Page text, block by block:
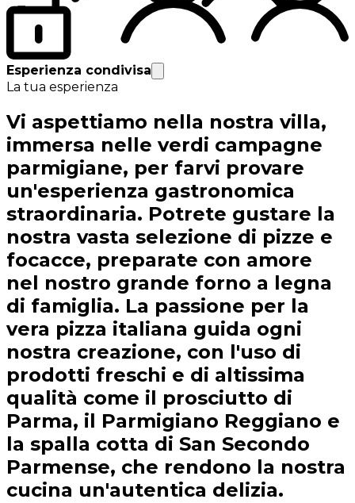
Esperienza condivisa
La tua esperienza
Vi aspettiamo nella nostra villa,
immersa nelle verdi campagne
parmigiane, per farvi provare
un'esperienza gastronomica
straordinaria. Potrete gustare la
nostra vasta selezione di pizze e
focacce, preparate con amore
nel nostro grande forno a legna
di famiglia. La passione per la
vera pizza italiana guida ogni
nostra creazione, con l'uso di
prodotti freschi e di altissima
qualità come il prosciutto di
Parma, il Parmigiano Reggiano e
la spalla cotta di San Secondo
Parmense, che rendono la nostra
cucina un'autentica delizia.